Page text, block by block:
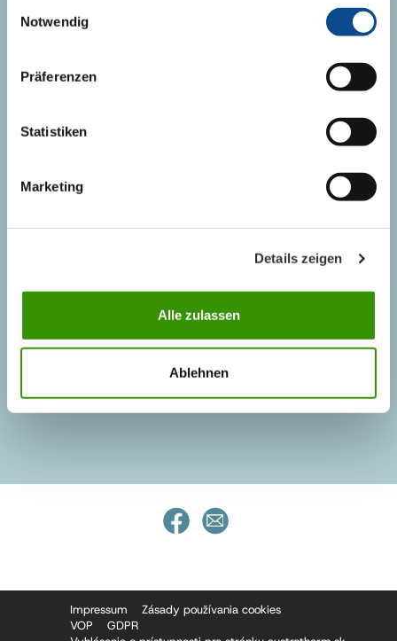
Notwendig
Präferenzen
Statistiken
Marketing
Details zeigen
Alle zulassen
Ablehnen
IZOLÁCIA ZÁKLADOVEJ DOSKY
KATALÓG VÝROBKOV
PROSPEKTY VÝROBKOV
MAGAZÍN
Impressum
Zásady používania cookies
VOP
GDPR